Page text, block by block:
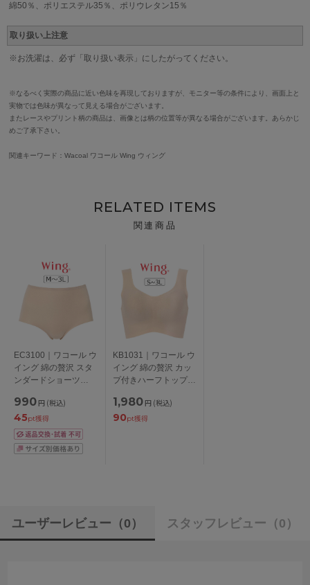
綿50％、ポリエステル35％、ポリウレタン15％
取り扱い上注意
※お洗濯は、必ず「取り扱い表示」にしたがってください。
※なるべく実際の商品に近い色味を再現しておりますが、モニター等の条件により、画面上と
実物では色味が異なって見える場合がございます。
またレースやプリント柄の商品は、画像とは柄の位置等が異なる場合がございます。あらかじ
めご了承下さい。
関連キーワード：Wacoal ワコール Wing ウィング
RELATED ITEMS
関連商品
EC3100｜ワコール ウ
イング 綿の贅沢 スタ
ンダードショーツ
990 円 (税込)
45pt獲得
KB1031｜ワコール ウ
イング 綿の贅沢 カッ
プ付きハーフトップ
1,980 円 (税込)
90pt獲得
ユーザーレビュー （0） スタッフレビュー （0）